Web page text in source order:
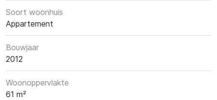
Soort woonhuis
Appartement
Bouwjaar
2012
Woonoppervlakte
61 m²